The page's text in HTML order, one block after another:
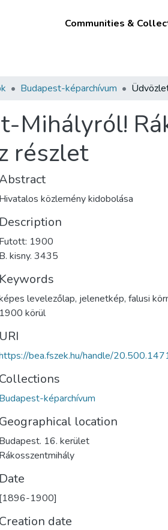
Communities &
Budapest-képarchívum
Mihályról!
részlet
Hivatalos közlemény kidobolása
Description
Futott: 1900
B. kisny. 3435
Keywords
levelezőlap, jelenetkép, falusi
1900 körül
URI
bea.fszek.hu/handle/
Collections
Budapest-képarchívum
Geographical location
Budapest. 16. kerület
Rákosszentmihály
Date
[1896-1900]
Creation date